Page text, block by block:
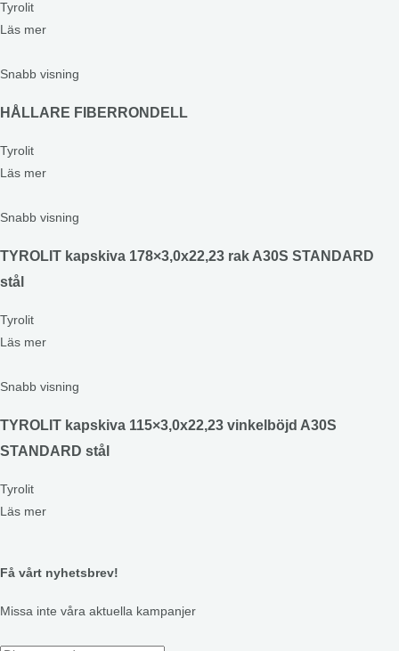
Tyrolit
Läs mer
Snabb visning
HÅLLARE FIBERRONDELL
Tyrolit
Läs mer
Snabb visning
TYROLIT kapskiva 178×3,0x22,23 rak A30S STANDARD
stål
Tyrolit
Läs mer
Snabb visning
TYROLIT kapskiva 115×3,0x22,23 vinkelböjd A30S
STANDARD stål
Tyrolit
Läs mer
Få vårt nyhetsbrev!
Missa inte våra aktuella kampanjer